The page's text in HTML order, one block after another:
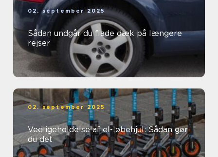
02. september 2025
Sådan undgår du flade dæk på længere
rejser
02. september 2025
Vedligeholdelse af el-løbehjul: Sådan gør
du det